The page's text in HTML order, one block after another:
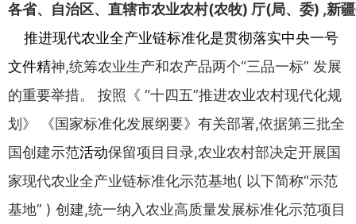
各省、 自治区、 直辖市农业农村(农牧) 厅(局、 委) ,新
推进现代农业全产业链标准化是贯彻落实中央一号
文件精神,统筹农业生产和农产品两个“三品一标” 发展
的重要举措。 按照 《 “十四五”推进农业农村现代化规
划 》 《国家标准化发展纲要》 有关部署,依据第三批全
国创建示范活动保留项目目录,农业农村部决定开展国
家现代农业全产业链标准化示范基地( 以下简称“示范
基地” ) 创建,统一纳入农业高质量发展标准化示范项目